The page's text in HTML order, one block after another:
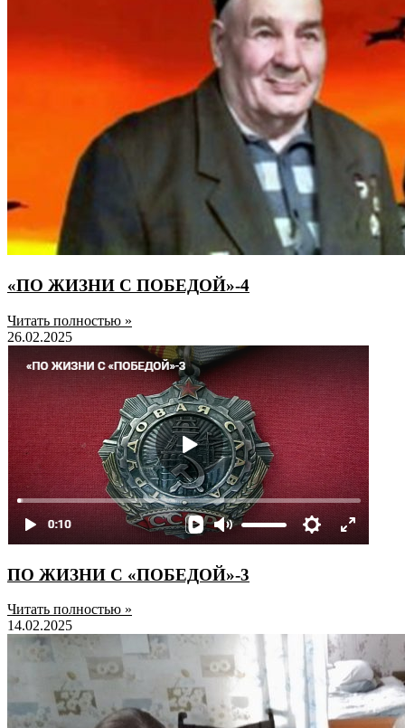
«ПО ЖИЗНИ С ПОБЕДОЙ»-4
Читать полностью »
26.02.2025
ПО ЖИЗНИ С «ПОБЕДОЙ»-3
Читать полностью »
14.02.2025